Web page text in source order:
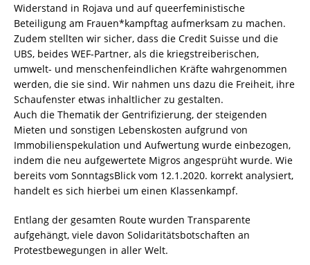
Widerstand in Rojava und auf queerfeministische
Beteiligung am Frauen*kampftag aufmerksam zu machen.
Zudem stellten wir sicher, dass die Credit Suisse und die
UBS, beides WEF-Partner, als die kriegstreiberischen,
umwelt- und menschenfeindlichen Kräfte wahrgenommen
werden, die sie sind. Wir nahmen uns dazu die Freiheit, ihre
Schaufenster etwas inhaltlicher zu gestalten.
Auch die Thematik der Gentrifizierung, der steigenden
Mieten und sonstigen Lebenskosten aufgrund von
Immobilienspekulation und Aufwertung wurde einbezogen,
indem die neu aufgewertete Migros angesprüht wurde. Wie
bereits vom SonntagsBlick vom 12.1.2020. korrekt analysiert,
handelt es sich hierbei um einen Klassenkampf.
Entlang der gesamten Route wurden Transparente
aufgehängt, viele davon Solidaritätsbotschaften an
Protestbewegungen in aller Welt.